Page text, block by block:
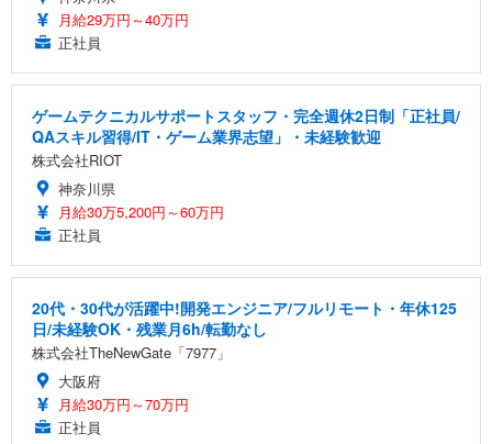
月給29万円～40万円
正社員
ゲームテクニカルサポートスタッフ・完全週休2日制「正社員/
QAスキル習得/IT・ゲーム業界志望」・未経験歓迎
株式会社RIOT
神奈川県
月給30万5,200円～60万円
正社員
20代・30代が活躍中!開発エンジニア/フルリモート・年休125
日/未経験OK・残業月6h/転勤なし
株式会社TheNewGate「7977」
大阪府
月給30万円～70万円
正社員